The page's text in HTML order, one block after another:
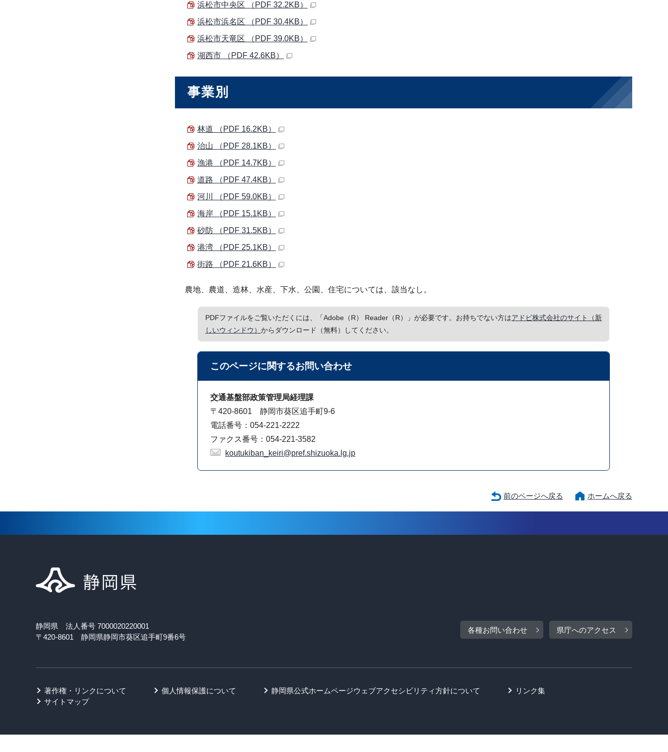
浜松市中央区 （PDF 32.2KB）
浜松市浜名区 （PDF 30.4KB）
浜松市天竜区 （PDF 39.0KB）
湖西市 （PDF 42.6KB）
事業別
林道 （PDF 16.2KB）
治山 （PDF 28.1KB）
漁港 （PDF 14.7KB）
道路 （PDF 47.4KB）
河川 （PDF 59.0KB）
海岸 （PDF 15.1KB）
砂防 （PDF 31.5KB）
港湾 （PDF 25.1KB）
街路 （PDF 21.6KB）
農地、農道、造林、水産、下水、公園、住宅については、該当なし。
PDFファイルをご覧いただくには、「Adobe（R） Reader（R）」が必要です。お持ちでない方はアドビ株式会社のサイト（新
しいウィンドウ） からダウンロード（無料）してください。
このページに関するお問い合わせ
交通基盤部政策管理局経理課
〒420-8601 静岡市葵区追手町9-6
電話番号：054-221-2222
ファクス番号：054-221-3582
koutukiban_keiri@pref.shizuoka.lg.jp
前のページへ戻る ホームへ戻る
静岡県 法人番号 7000020220001
〒420-8601 静岡県静岡市葵区追手町9番6号
各種お問い合わせ 県庁へのアクセス
著作権・リンクについて 個人情報保護について 静岡県公式ホームページウェブアクセシビリティ方針について
リンク集
サイトマップ